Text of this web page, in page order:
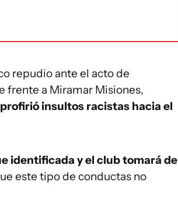
repudio ante el acto de
frente a Miramar Misiones,
insultos racistas hacia el
identificada y el club tomará de
este tipo de conductas no